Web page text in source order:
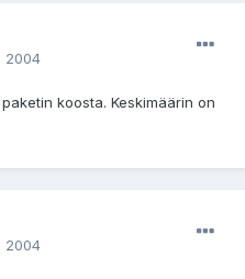
2004
koosta. Keskimäärin on
2004